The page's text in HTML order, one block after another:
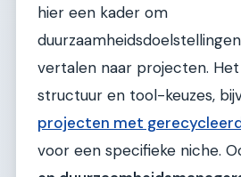
hier een kader om
vertalen naar projecten.
structuur en tool-keuzes,
projecten met
voor een specifieke niche.